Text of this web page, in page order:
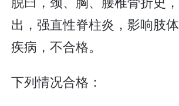
出，强直性脊柱炎，影响肢
疾病，不合格。
下列情况合格：